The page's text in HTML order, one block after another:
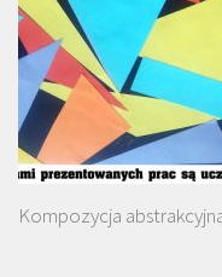
Kompozycja